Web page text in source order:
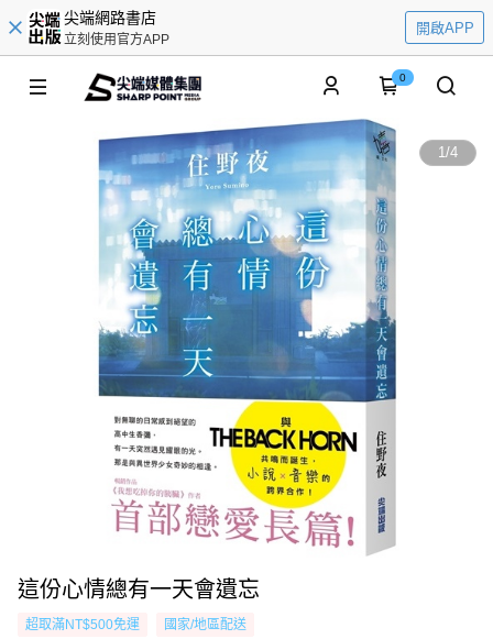
尖端網路書店
立刻使用官方APP
開啟APP
0
1/4
這份心情總有一天會遺忘
超取滿NT$500免運 國家/地區配送